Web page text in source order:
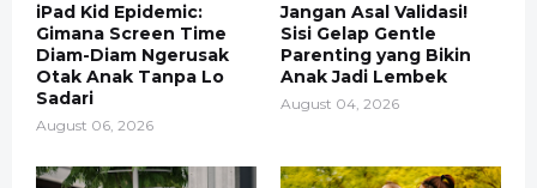
iPad Kid Epidemic:
Gimana Screen Time
Diam-Diam Ngerusak
Otak Anak Tanpa Lo
Sadari
August 06, 2026
Jangan Asal Validasi!
Sisi Gelap Gentle
Parenting yang Bikin
Anak Jadi Lembek
August 04, 2026